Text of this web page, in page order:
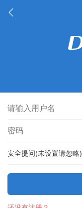
安全提问(未设置请忽略)